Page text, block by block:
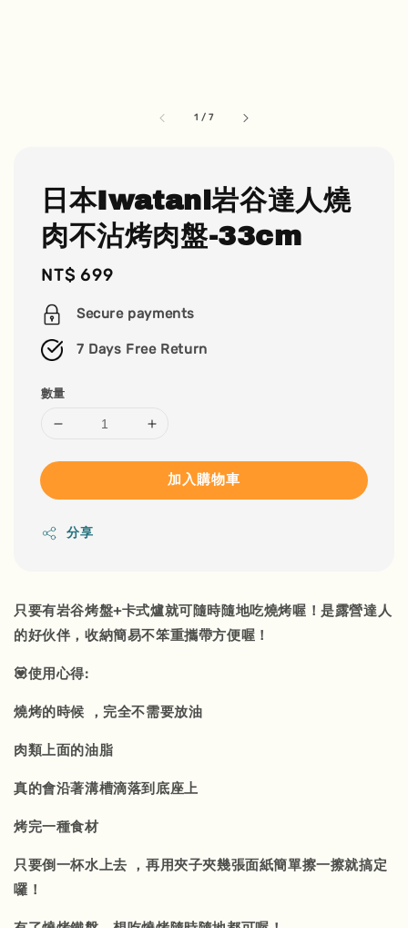
1 /7
日本Iwatani岩谷達人燒
肉不沾烤肉盤-33cm
Regular
price
NT$ 699
Secure payments
7 Days Free Return
數量
加入購物車
分享
只要有岩谷烤盤+卡式爐就可隨時隨地吃燒烤喔！是露營達人
的好伙伴，收納簡易不笨重攜帶方便喔！
💟使用心得:
燒烤的時候 ，完全不需要放油
肉類上面的油脂
真的會沿著溝槽滴落到底座上
烤完一種食材
只要倒一杯水上去 ，再用夾子夾幾張面紙簡單擦一擦就搞定
囉！